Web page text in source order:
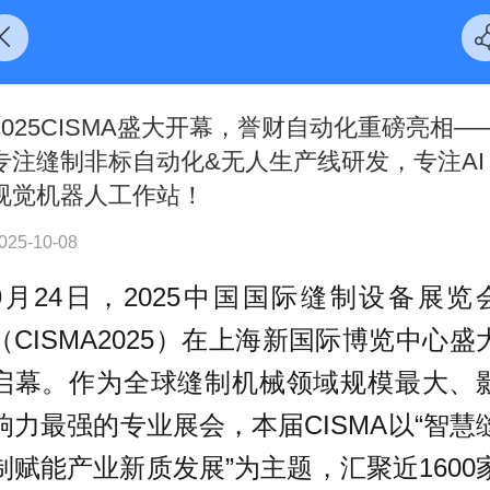
盛大开幕，誉财自动化重磅亮相
注缝制非标自动化&无人生产线研发，专注AI
觉机器人工作站！
10-08
24日，2025中国国际缝制设备展览
CISMA2025）在上海新国际博览中心盛
幕。作为全球缝制机械领域规模最大、
力最强的专业展会，本届CISMA以“智慧
赋能产业新质发展”为主题，汇聚近1600